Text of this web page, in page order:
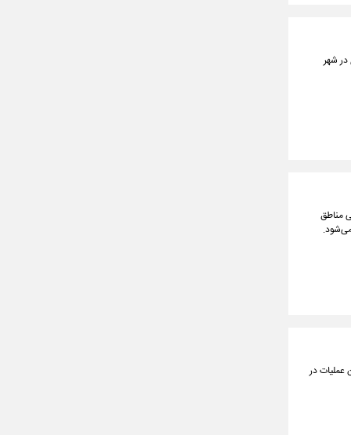
در شهر
ماه از ساعت ۸ صبح تا ۱۱ ظهر در برخی مناطق
عملیات در